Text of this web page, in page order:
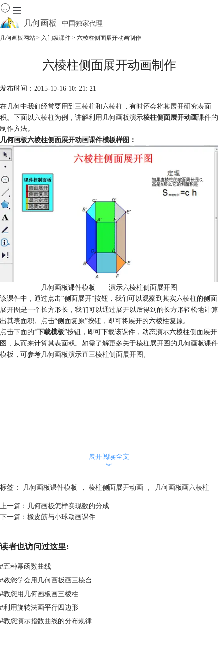
几何画板 中国独家代理
资源中心
软件商城
几何画板网站 > 入门级课件 > 六棱柱侧面展开动画制作
六棱柱侧面展开动画制作
发布时间：2015-10-16 10: 21: 21
在几何中我们经常要用到三棱柱和六棱柱，有时还会将其展开研究表面
积。下面以六棱柱为例，讲解利用几何画板演示棱柱侧面展开动画课件的
制作方法。
几何画板六棱柱侧面展开动画课件模板样图：
几何画板课件模板——演示六棱柱侧面展开图
该课件中，通过点击“侧面展开”按钮，我们可以观察到其实六棱柱的侧面
展开图是一个长方形长，我们可以通过展开以后得到的长方形轻松地计算
出其表面积。点击“侧面复原”按钮，即可将展开的六棱柱复原。
点击下面的“下载模板”按钮，即可下载该课件，动态演示六棱柱侧面展开
图，从而来计算其表面积。如需了解更多关于棱柱展开图的几何画板课件
模板，可参考几何画板演示直三棱柱侧面展开图。
展开阅读全文
︾
标签： 几何画板课件模板 ， 棱柱侧面展开动画 ， 几何画板画六棱柱
上一篇： 几何画板怎样实现数的分成
下一篇： 橡皮筋与小球动画课件
读者也访问过这里:
#五种幂函数曲线
#教您学会用几何画板画三棱台
#教您用几何画板画三棱柱
#利用旋转法画平行四边形
#教您演示指数曲线的分布规律